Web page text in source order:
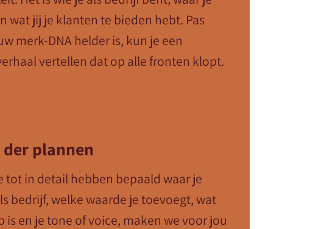
wat jij je klanten te bieden hebt. Pas
merk-DNA helder is, kun je een
vertellen dat op alle fronten klopt.
plannen
tot in detail hebben bepaald waar je
bedrijf, welke waarde je toevoegt, wat
is en je tone of voice, maken we voor jou